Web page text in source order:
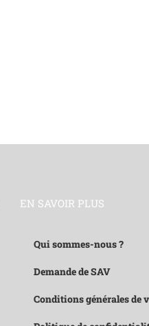
EN SAVOIR PLUS
Qui sommes-nous ?
Demande de SAV
Conditions générales de